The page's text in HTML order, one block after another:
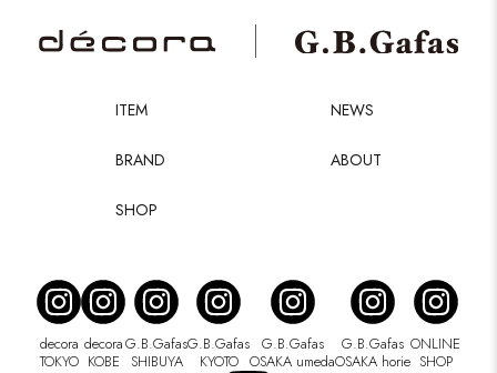
ITEM
BRAND
SHOP
NEWS
ABOUT
decora
TOKYO
decora
KOBE
G.B.Gafas
SHIBUYA
G.B.Gafas
KYOTO
G.B.Gafas
OSAKA umeda
G.B.Gafas
OSAKA horie
ONLINE
SHOP